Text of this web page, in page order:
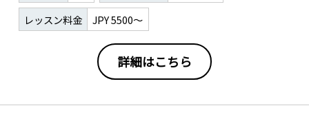
レッスン料金
JPY 5500～
詳細はこちら